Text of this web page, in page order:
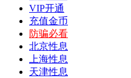
VIP开通
充值金币
防骗必看
北京性息
上海性息
天津性息